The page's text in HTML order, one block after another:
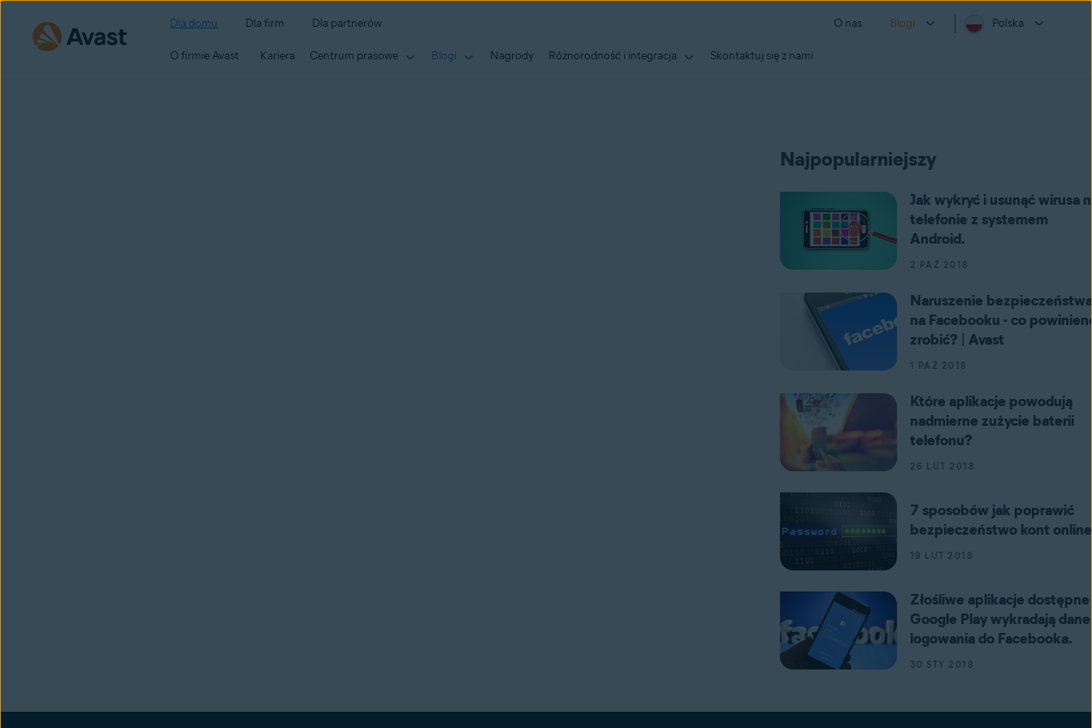
Dla domu Dla firm Dla partnerów O nas Blogi Polska
O firmie Avast Kariera Centrum prasowe Blogi Nagrody Różnorodność i integracja Skontaktuj się z nami
Najpopularniejszy
Jak wykryć i usunąć wirusa
telefonie z systemem
Android.
2 PAŹ 2018
Naruszenie bezpieczeństwa
na Facebooku - co
zrobić? | Avast
1 PAŹ 2018
Które aplikacje powodują
nadmierne zużycie baterii
telefonu?
26 LUT 2018
7 sposobów jak poprawić
bezpieczeństwo kont online
19 LUT 2018
Złośliwe aplikacje
Google Play wykradają dane
logowania do Facebooka.
30 STY 2018